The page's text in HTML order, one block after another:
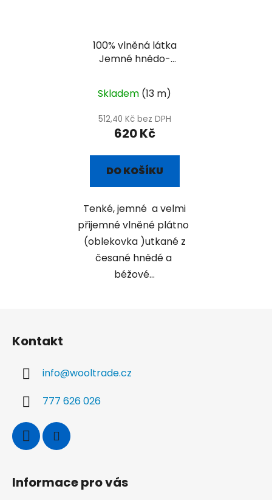
100% vlněná látka
Jemné hnědo-
Skladem (13 m)
512,40 Kč bez DPH
620 Kč
DO KOŠÍKU
Tenké, jemné a velmi
přijemné vlněné plátno
(oblekovka )utkané z
česané hnědé a
béžové...
Kontakt
info@wooltrade.cz
777 626 026
Informace pro vás